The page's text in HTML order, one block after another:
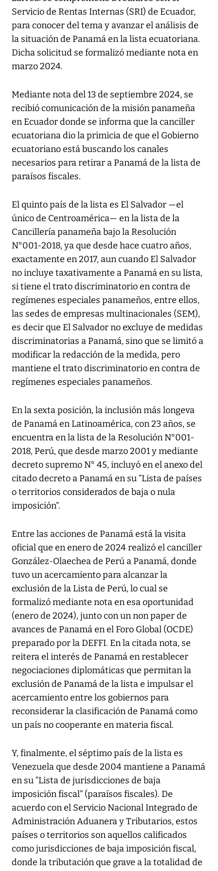
Servicio de Rentas Internas (SRI) de Ecuador,
para conocer del tema y avanzar el análisis de
la situación de Panamá en la lista ecuatoriana.
Dicha solicitud se formalizó mediante nota en
marzo 2024.
Mediante nota del 13 de septiembre 2024, se
recibió comunicación de la misión panameña
en Ecuador donde se informa que la canciller
ecuatoriana dio la primicia de que el Gobierno
ecuatoriano está buscando los canales
necesarios para retirar a Panamá de la lista de
paraísos fiscales.
El quinto país de la lista es El Salvador —el
único de Centroamérica— en la lista de la
Cancillería panameña bajo la Resolución
N°001-2018, ya que desde hace cuatro años,
exactamente en 2017, aun cuando El Salvador
no incluye taxativamente a Panamá en su lista,
si tiene el trato discriminatorio en contra de
regímenes especiales panameños, entre ellos,
las sedes de empresas multinacionales (SEM),
es decir que El Salvador no excluye de medidas
discriminatorias a Panamá, sino que se limitó a
modificar la redacción de la medida, pero
mantiene el trato discriminatorio en contra de
regímenes especiales panameños.
En la sexta posición, la inclusión más longeva
de Panamá en Latinoamérica, con 23 años, se
encuentra en la lista de la Resolución N°001-
2018, Perú, que desde marzo 2001 y mediante
decreto supremo N° 45, incluyó en el anexo del
citado decreto a Panamá en su “Lista de países
o territorios considerados de baja o nula
imposición”.
Entre las acciones de Panamá está la visita
oficial que en enero de 2024 realizó el canciller
González-Olaechea de Perú a Panamá, donde
tuvo un acercamiento para alcanzar la
exclusión de la Lista de Perú, lo cual se
formalizó mediante nota en esa oportunidad
(enero de 2024), junto con un non paper de
avances de Panamá en el Foro Global (OCDE)
preparado por la DEFFI. En la citada nota, se
reitera el interés de Panamá en restablecer
negociaciones diplomáticas que permitan la
exclusión de Panamá de la lista e impulsar el
acercamiento entre los gobiernos para
reconsiderar la clasificación de Panamá como
un país no cooperante en materia fiscal.
Y, finalmente, el séptimo país de la lista es
Venezuela que desde 2004 mantiene a Panamá
en su “Lista de jurisdicciones de baja
imposición fiscal” (paraísos fiscales). De
acuerdo con el Servicio Nacional Integrado de
Administración Aduanera y Tributarios, estos
países o territorios son aquellos calificados
como jurisdicciones de baja imposición fiscal,
donde la tributación que grave a la totalidad de